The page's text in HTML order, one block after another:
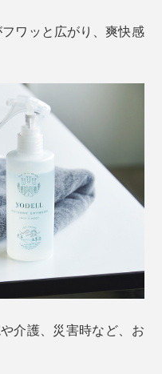
ワッと広がり、爽快感
介護、災害時など、お